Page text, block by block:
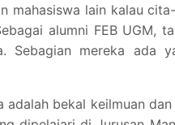
mahasiswa lain kalau
alumni FEB UGM,
Sebagian mereka ada
bekal keilmuan